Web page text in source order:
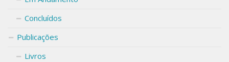
Concluídos
Publicações
Livros